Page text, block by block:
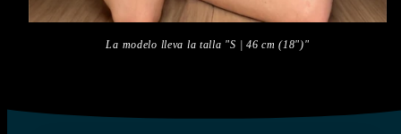
La modelo lleva la talla "S | 46 cm (18")"